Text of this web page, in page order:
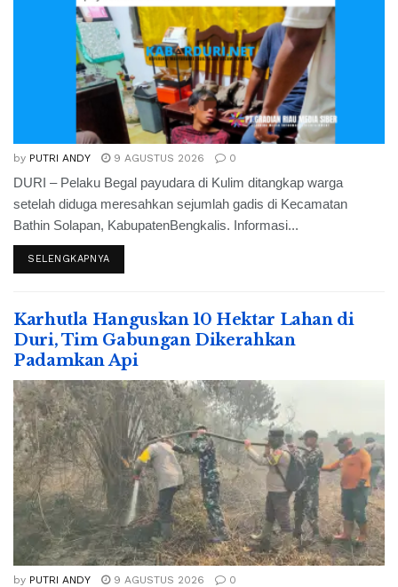
by PUTRI ANDY 9 AGUSTUS 2026 0
DURI – Pelaku Begal payudara di Kulim ditangkap warga
setelah diduga meresahkan sejumlah gadis di Kecamatan
Bathin Solapan, KabupatenBengkalis. Informasi...
SELENGKAPNYA
Karhutla Hanguskan 10 Hektar Lahan di
Duri, Tim Gabungan Dikerahkan
Padamkan Api
by PUTRI ANDY 9 AGUSTUS 2026 0